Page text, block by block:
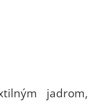
jadrom,